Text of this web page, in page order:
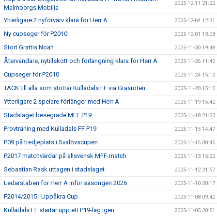
Malmborgs Mobilia
2025-12-11 21:22
Ytterligare 2 nyförvärv klara för Herr A 2025-12-04 12:31
Ny cupseger för P2010 2025-12-01 13:08
Stort Grattis Noah 2025-11-30 19:48
Återvändare, nytillskott och förlängning klara för Herr A 2025-11-26 11:40
Cupseger för P2010 2025-11-24 15:10
TACK till alla som stöttar Kulladals FF via Gräsroten 2025-11-20 15:10
Ytterligare 2 spelare förlänger med Herr A 2025-11-19 15:42
Stadslaget besegrade MFF P19 2025-11-18 21:23
Provträning med Kulladals FF P19 2025-11-15 14:47
P09 på tredjeplats i Svalövscupen 2025-11-15 08:45
P2017 matchvärdar på allsvensk MFF-match 2025-11-13 15:22
Sebastian Rask uttagen i stadslaget 2025-11-12 21:57
Ledarstaben för Herr A inför säsongen 2026 2025-11-10 20:17
F2014/2015 i Uppåkra Cup 2025-11-08 09:42
Kulladals FF startar upp ett P19-lag igen 2025-11-05 20:51